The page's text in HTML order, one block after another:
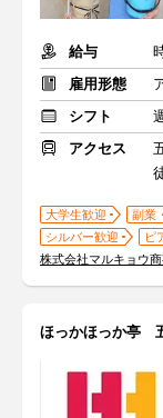
給与
雇用形態
シフト
アクセス
大学生歓迎 副業
シルバー歓迎
ピ
株式会社マルキョウ
ほっかほっか亭